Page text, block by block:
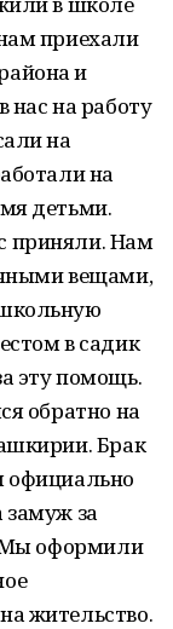
приехали
и
нас на работу
на
на
детьми.
приняли. Нам
вещами,
в садик
эту помощь.
обратно на
Брак
официально
замуж за
Мы оформили
жительство.